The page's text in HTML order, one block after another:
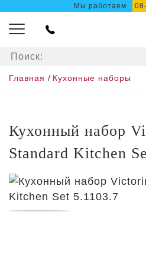
Мы работаем
Главная / Кухонные наборы
Кухонный набор
Standard Kitchen